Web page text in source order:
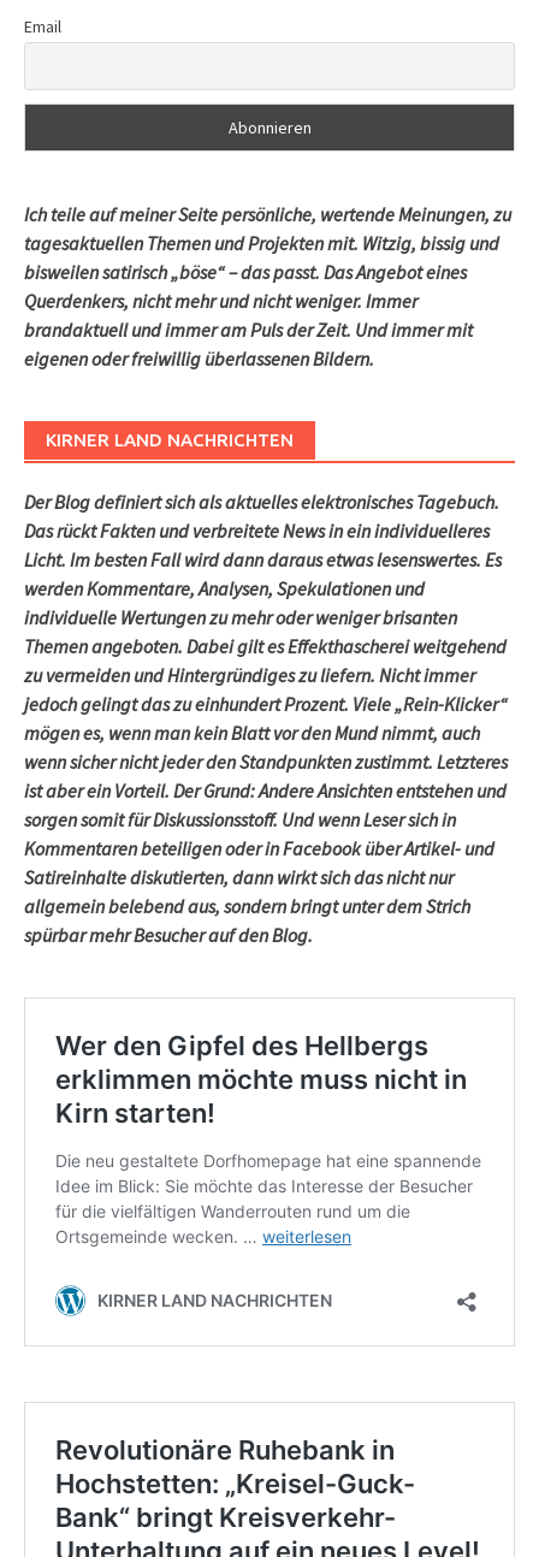
Email
Ich teile auf meiner Seite persönliche, wertende Meinungen, zu
tagesaktuellen Themen und Projekten mit. Witzig, bissig und
bisweilen satirisch „böse“ – das passt. Das Angebot eines
Querdenkers, nicht mehr und nicht weniger. Immer
brandaktuell und immer am Puls der Zeit. Und immer mit
eigenen oder freiwillig überlassenen Bildern.
KIRNER LAND NACHRICHTEN
Der Blog definiert sich als aktuelles elektronisches Tagebuch.
Das rückt Fakten und verbreitete News in ein individuelleres
Licht. Im besten Fall wird dann daraus etwas lesenswertes. Es
werden Kommentare, Analysen, Spekulationen und
individuelle Wertungen zu mehr oder weniger brisanten
Themen angeboten. Dabei gilt es Effekthascherei weitgehend
zu vermeiden und Hintergründiges zu liefern. Nicht immer
jedoch gelingt das zu einhundert Prozent. Viele „Rein-Klicker“
mögen es, wenn man kein Blatt vor den Mund nimmt, auch
wenn sicher nicht jeder den Standpunkten zustimmt. Letzteres
ist aber ein Vorteil. Der Grund: Andere Ansichten entstehen und
sorgen somit für Diskussionsstoff. Und wenn Leser sich in
Kommentaren beteiligen oder in Facebook über Artikel- und
Satireinhalte diskutierten, dann wirkt sich das nicht nur
allgemein belebend aus, sondern bringt unter dem Strich
spürbar mehr Besucher auf den Blog.